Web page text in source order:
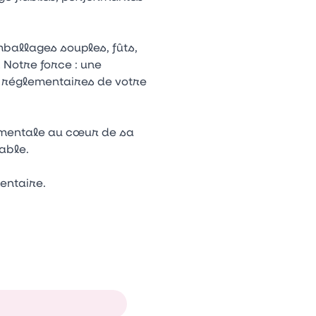
souples, fûts,
force : une
réglementaires de votre
au cœur de sa